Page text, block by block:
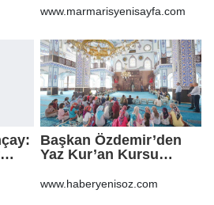
www.marmarisyenisayfa.com
Başkan Özdemir’den
Yaz Kur’an Kursu
www.haberyenisoz.com